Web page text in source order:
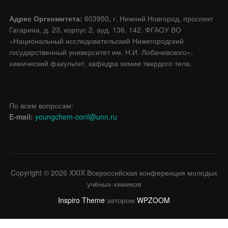
Адрес Оргкомитета: 603950, г. Нижний Новгород, проспект
Гагарина, д. 23, корпус 2, ауд. 136, 142. ФГАОУ ВО
«Национальный исследовательский Нижегородский
государственный университет им. Н.И. Лобачевского»,
химический факультет, кафедра химии твердого тела.
По всем вопросам:
E-mail: youngchem-conf@unn.ru
Copyright © 2026 XXIX Всероссийская конференция молодых
учёных-химиков
Inspiro Theme автором WPZOOM